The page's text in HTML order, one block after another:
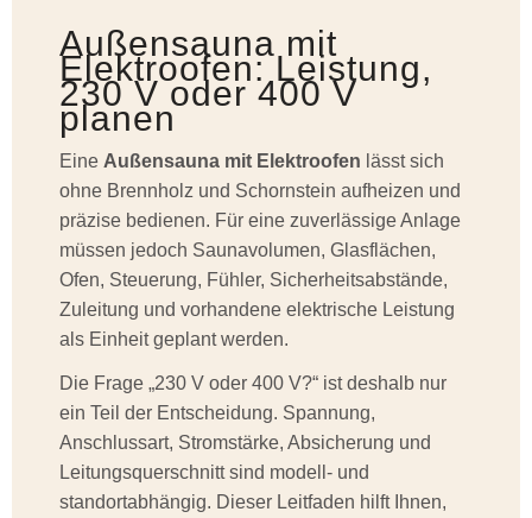
Außensauna mit
Elektroofen: Leistung,
230 V oder 400 V
planen
Eine Außensauna mit Elektroofen lässt sich
ohne Brennholz und Schornstein aufheizen und
präzise bedienen. Für eine zuverlässige Anlage
müssen jedoch Saunavolumen, Glasflächen,
Ofen, Steuerung, Fühler, Sicherheitsabstände,
Zuleitung und vorhandene elektrische Leistung
als Einheit geplant werden.
Die Frage „230 V oder 400 V?“ ist deshalb nur
ein Teil der Entscheidung. Spannung,
Anschlussart, Stromstärke, Absicherung und
Leitungsquerschnitt sind modell- und
standortabhängig. Dieser Leitfaden hilft Ihnen,